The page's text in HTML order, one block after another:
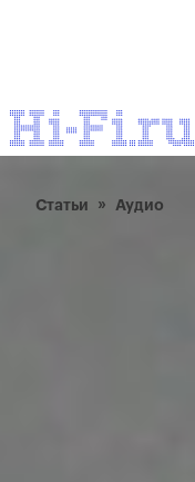
Статьи Аудио